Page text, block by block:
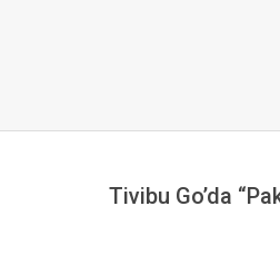
Tivibu Go’da